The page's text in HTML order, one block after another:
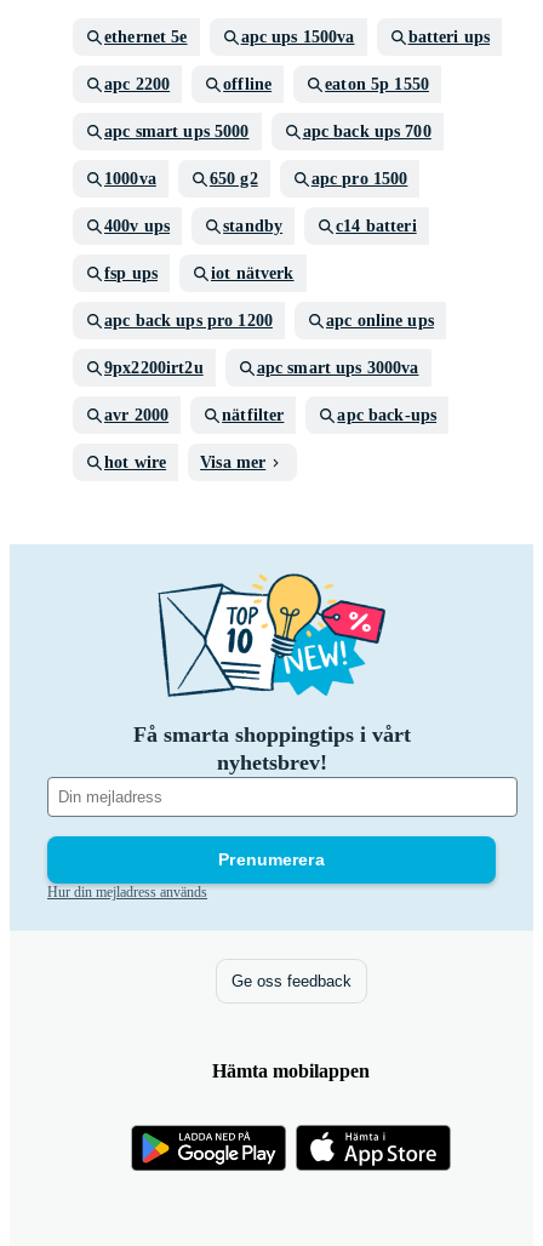
ethernet 5e apc ups 1500va batteri ups
apc 2200 offline eaton 5p 1550
apc smart ups 5000 apc back ups 700
1000va 650 g2 apc pro 1500
400v ups standby c14 batteri
fsp ups iot nätverk
apc back ups pro 1200 apc online ups
9px2200irt2u apc smart ups 3000va
avr 2000 nätfilter apc back-ups
hot wire Visa mer
Få smarta shoppingtips i vårt
nyhetsbrev!
Prenumerera
Hur din mejladress används
Ge oss feedback
Hämta mobilappen